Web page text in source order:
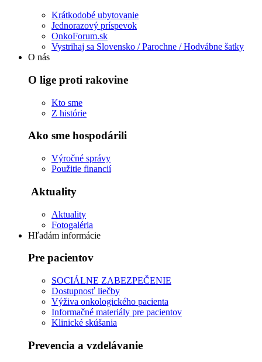
Krátkodobé ubytovanie
Jednorazový príspevok
OnkoForum.sk
Vystrihaj sa Slovensko / Parochne / Hodvábne šatky
O nás
O lige proti rakovine
Kto sme
Z histórie
Ako sme hospodárili
Výročné správy
Použitie financií
Aktuality
Aktuality
Fotogaléria
Hľadám informácie
Pre pacientov
SOCIÁLNE ZABEZPEČENIE
Dostupnosť liečby
Výživa onkologického pacienta
Informačné materiály pre pacientov
Klinické skúšania
Prevencia a vzdelávanie